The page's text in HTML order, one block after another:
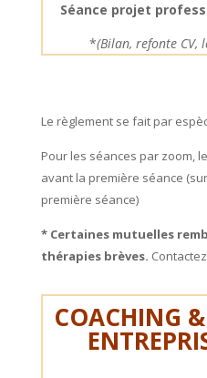
Séance projet
*(Bilan, refonte
Le règlement se fait par
Pour les séances par zoom,
avant la première séance
première séance)
* Certaines mutuelles
thérapies brèves.
COACHING